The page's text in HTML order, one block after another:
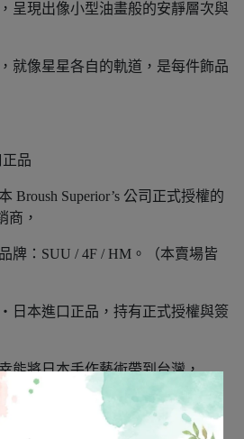
呈現出像小型油畫般的安靜層次與
就像星星各自的軌道，是每件飾品
品
Broush Superior’s 公司正式授權的
商，
牌：SUU / 4F / HM。（本賣場皆
日本進口正品，持有正式授權與簽
能將日本手作藝術帶到台灣，
滿靈魂的美。